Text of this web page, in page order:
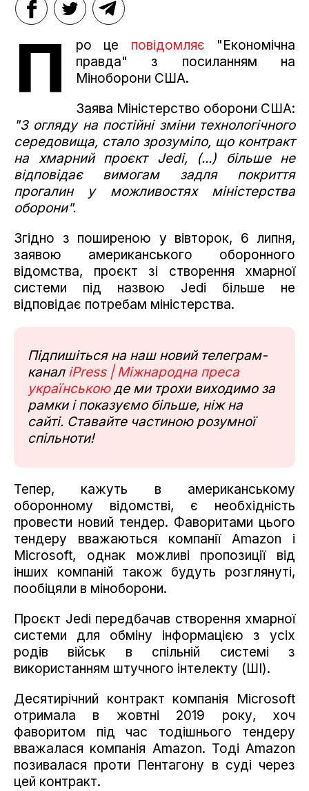
П ро це повідомляє "Економічна
правда" з посиланням на
Міноборони США.
Заява Міністерство оборони США:
"З огляду на постійні зміни технологічного
середовища, стало зрозуміло, що контракт
на хмарний проєкт Jedi, (...) більше не
відповідає вимогам задля покриття
прогалин у можливостях міністерства
оборони".
Згідно з поширеною у вівторок, 6 липня,
заявою американського оборонного
відомства, проєкт зі створення хмарної
системи під назвою Jedi більше не
відповідає потребам міністерства.
Підпишіться на наш новий телеграм-
канал iPress | Міжнародна преса
українськоюде ми трохи виходимо за
рамки і показуємо більше, ніж на
сайті. Ставайте частиною розумної
спільноти!
Тепер, кажуть в американському
оборонному відомстві, є необхідність
провести новий тендер. Фаворитами цього
тендеру вважаються компанії Amazon і
Microsoft, однак можливі пропозиції від
інших компаній також будуть розглянуті,
пообіцяли в міноборони.
Проєкт Jedi передбачав створення хмарної
системи для обміну інформацією з усіх
родів військ в спільній системі з
використанням штучного інтелекту (ШІ).
Десятирічний контракт компанія Microsoft
отримала в жовтні 2019 року, хоч
фаворитом під час тодішнього тендеру
вважалася компанія Amazon. Тоді Amazon
позивалася проти Пентагону в суді через
цей контракт.